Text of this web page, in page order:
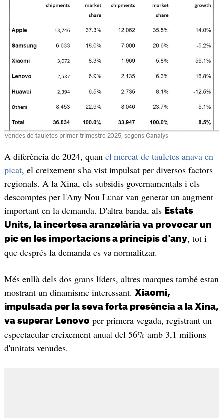
Vendes de tauletes primer trimestre 2025, segons Canalys
A diferència de 2024, quan el mercat de tauletes anava en
picat, el creixement s'ha vist impulsat per diversos factors
regionals. A la Xina, els subsidis governamentals i els
descomptes per l'Any Nou Lunar van generar un augment
important en la demanda. D'altra banda, als Estats
Units, la incertesa aranzelària va provocar un
pic en les importacions a principis d'any, tot i
que després la demanda es va normalitzar.
Més enllà dels dos grans líders, altres marques també estan
mostrant un dinamisme interessant. Xiaomi,
impulsada per la seva forta presència a la Xina,
va superar Lenovo per primera vegada, registrant un
espectacular creixement anual del 56% amb 3,1 milions
d'unitats venudes.